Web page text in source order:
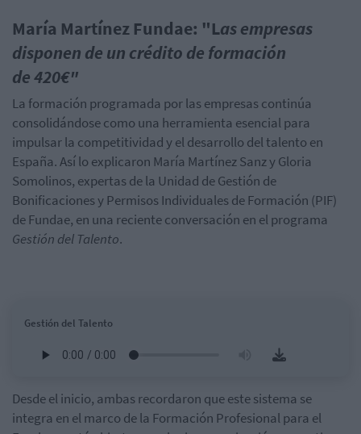
María Martínez Fundae: "Las empresas
disponen de un crédito de formación
de 420€"
La formación programada por las empresas continúa
consolidándose como una herramienta esencial para
impulsar la competitividad y el desarrollo del talento en
España. Así lo explicaron María Martínez Sanz y Gloria
Somolinos, expertas de la Unidad de Gestión de
Bonificaciones y Permisos Individuales de Formación (PIF)
deFundae, en una reciente conversación en el programa
Gestión del Talento.
Gestión del Talento
Desde el inicio, ambas recordaron que este sistema se
integra en el marco de la Formación Profesional para el